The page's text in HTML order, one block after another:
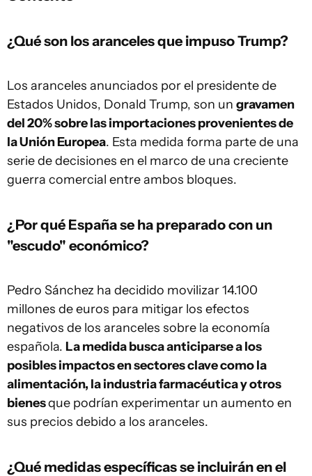
¿Qué son los aranceles que impuso Trump?
Los aranceles anunciados por el presidente de
Estados Unidos, Donald Trump, son un gravamen
del 20% sobre las importaciones provenientes de
la Unión Europea. Esta medida forma parte de una
serie de decisiones en el marco de una creciente
guerra comercial entre ambos bloques.
¿Por qué España se ha preparado con un
"escudo" económico?
Pedro Sánchez ha decidido movilizar 14.100
millones de euros para mitigar los efectos
negativos de los aranceles sobre la economía
española. La medida busca anticiparse a los
posibles impactos en sectores clave como la
alimentación, la industria farmacéutica y otros
bienesque podrían experimentar un aumento en
sus precios debido a los aranceles.
¿Qué medidas específicas se incluirán en el